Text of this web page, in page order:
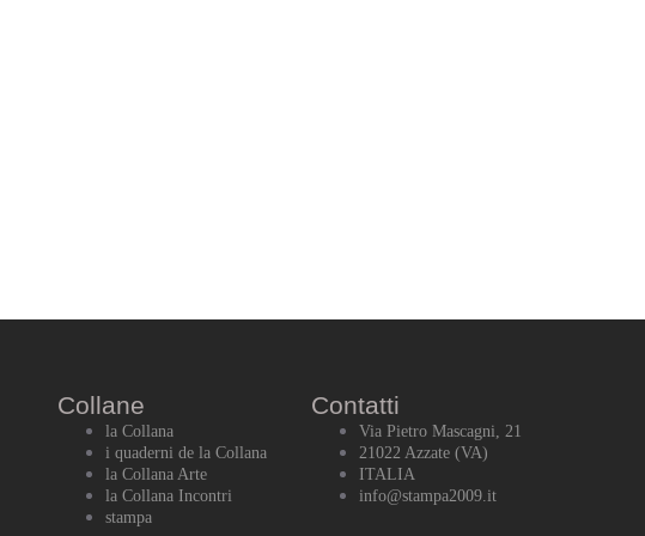
Collane
la Collana
i quaderni de la Collana
la Collana Arte
la Collana Incontri
stampa
Contatti
Via Pietro Mascagni, 21
21022 Azzate (VA)
ITALIA
info@stampa2009.it